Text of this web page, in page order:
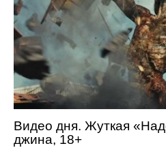
Видео дня. Жуткая
джина, 18+